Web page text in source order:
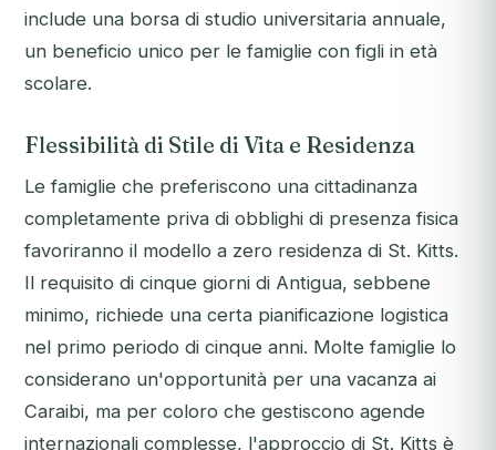
include una borsa di studio universitaria annuale,
un beneficio unico per le famiglie con figli in età
scolare.
Flessibilità di Stile di Vita e Residenza
Le famiglie che preferiscono una cittadinanza
completamente priva di obblighi di presenza fisica
favoriranno il modello a zero residenza di St. Kitts.
Il requisito di cinque giorni di Antigua, sebbene
minimo, richiede una certa pianificazione logistica
nel primo periodo di cinque anni. Molte famiglie lo
considerano un'opportunità per una vacanza ai
Caraibi, ma per coloro che gestiscono agende
internazionali complesse, l'approccio di St. Kitts è